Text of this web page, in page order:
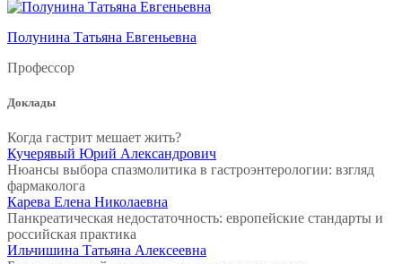
Полунина Татьяна Евгеньевна
Профессор
Доклады
Когда гастрит мешает жить?
Кучерявый Юрий Александрович
Нюансы выбора спазмолитика в гастроэнтерологии: взгляд
фармаколога
Карева Елена Николаевна
Панкреатическая недостаточность: европейские стандарты и
российская практика
Ильчишина Татьяна Алексеевна